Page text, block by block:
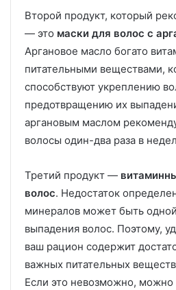
Второй продукт, который
— это маски для волос с
Аргановое масло богато
питательными веществами,
способствуют укреплению
предотвращению их
аргановым маслом
волосы один-два раза в
Третий продукт —
волос. Недостаток
минералов может быть
выпадения волос. Поэтому,
ваш рацион содержит
важных питательных
Если это невозможно, можно